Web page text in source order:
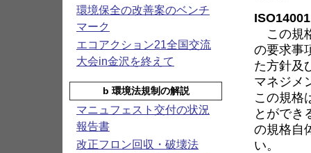
この規
の要求事
た方針及
マネジメ
この規格
とができ
の規格自
い。
環境保全の改善案のベンチ
マーク
エコアクション21全国交流
大会in金沢を終えて
b 環境法規制の解説
マニュフェスト交付の状況
報告書
改正フロン回収・破壊法